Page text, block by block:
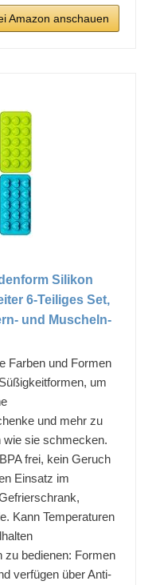
Amazon anschauen
Silikon
6-Teiliges Set,
und Muscheln-
Farben und Formen
um
und mehr zu
wie sie schmecken.
frei, kein Geruch
Einsatz im
Kann Temperaturen
zu bedienen: Formen
verfügen über Anti-